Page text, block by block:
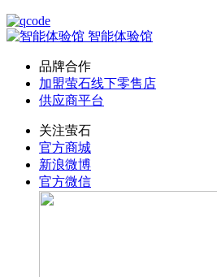
智能体验馆
品牌合作
加盟萤石线下零售店
供应商平台
关注萤石
官方商城
新浪微博
官方微信